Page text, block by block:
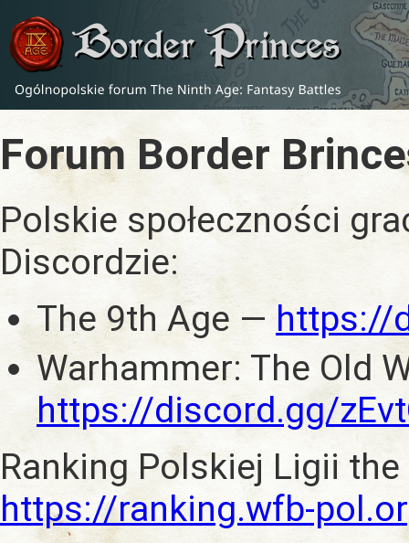
Forum Border
Polskie społeczności
Discordzie:
The 9th Age —https://
Warhammer: The Old
https://discord.gg/
Ranking Polskiej Ligii
https://ranking.wfb-